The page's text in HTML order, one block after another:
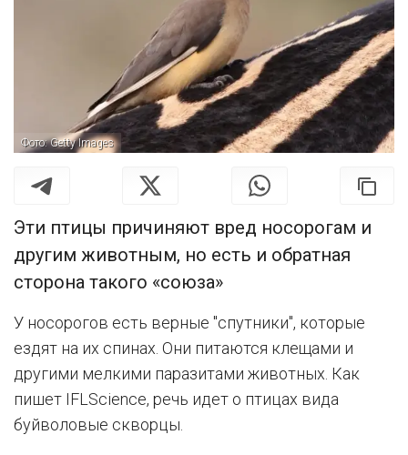
Фото: Getty Images
Эти птицы причиняют вред носорогам и
другим животным, но есть и обратная
сторона такого «союза»
У носорогов есть верные "спутники", которые
ездят на их спинах. Они питаются клещами и
другими мелкими паразитами животных. Как
пишет IFLScience, речь идет о птицах вида
буйволовые скворцы.